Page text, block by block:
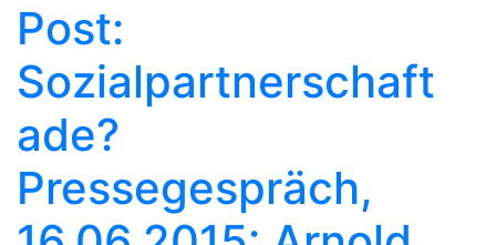
Post:
Sozialpartnerschaft
ade?
Pressegespräch,